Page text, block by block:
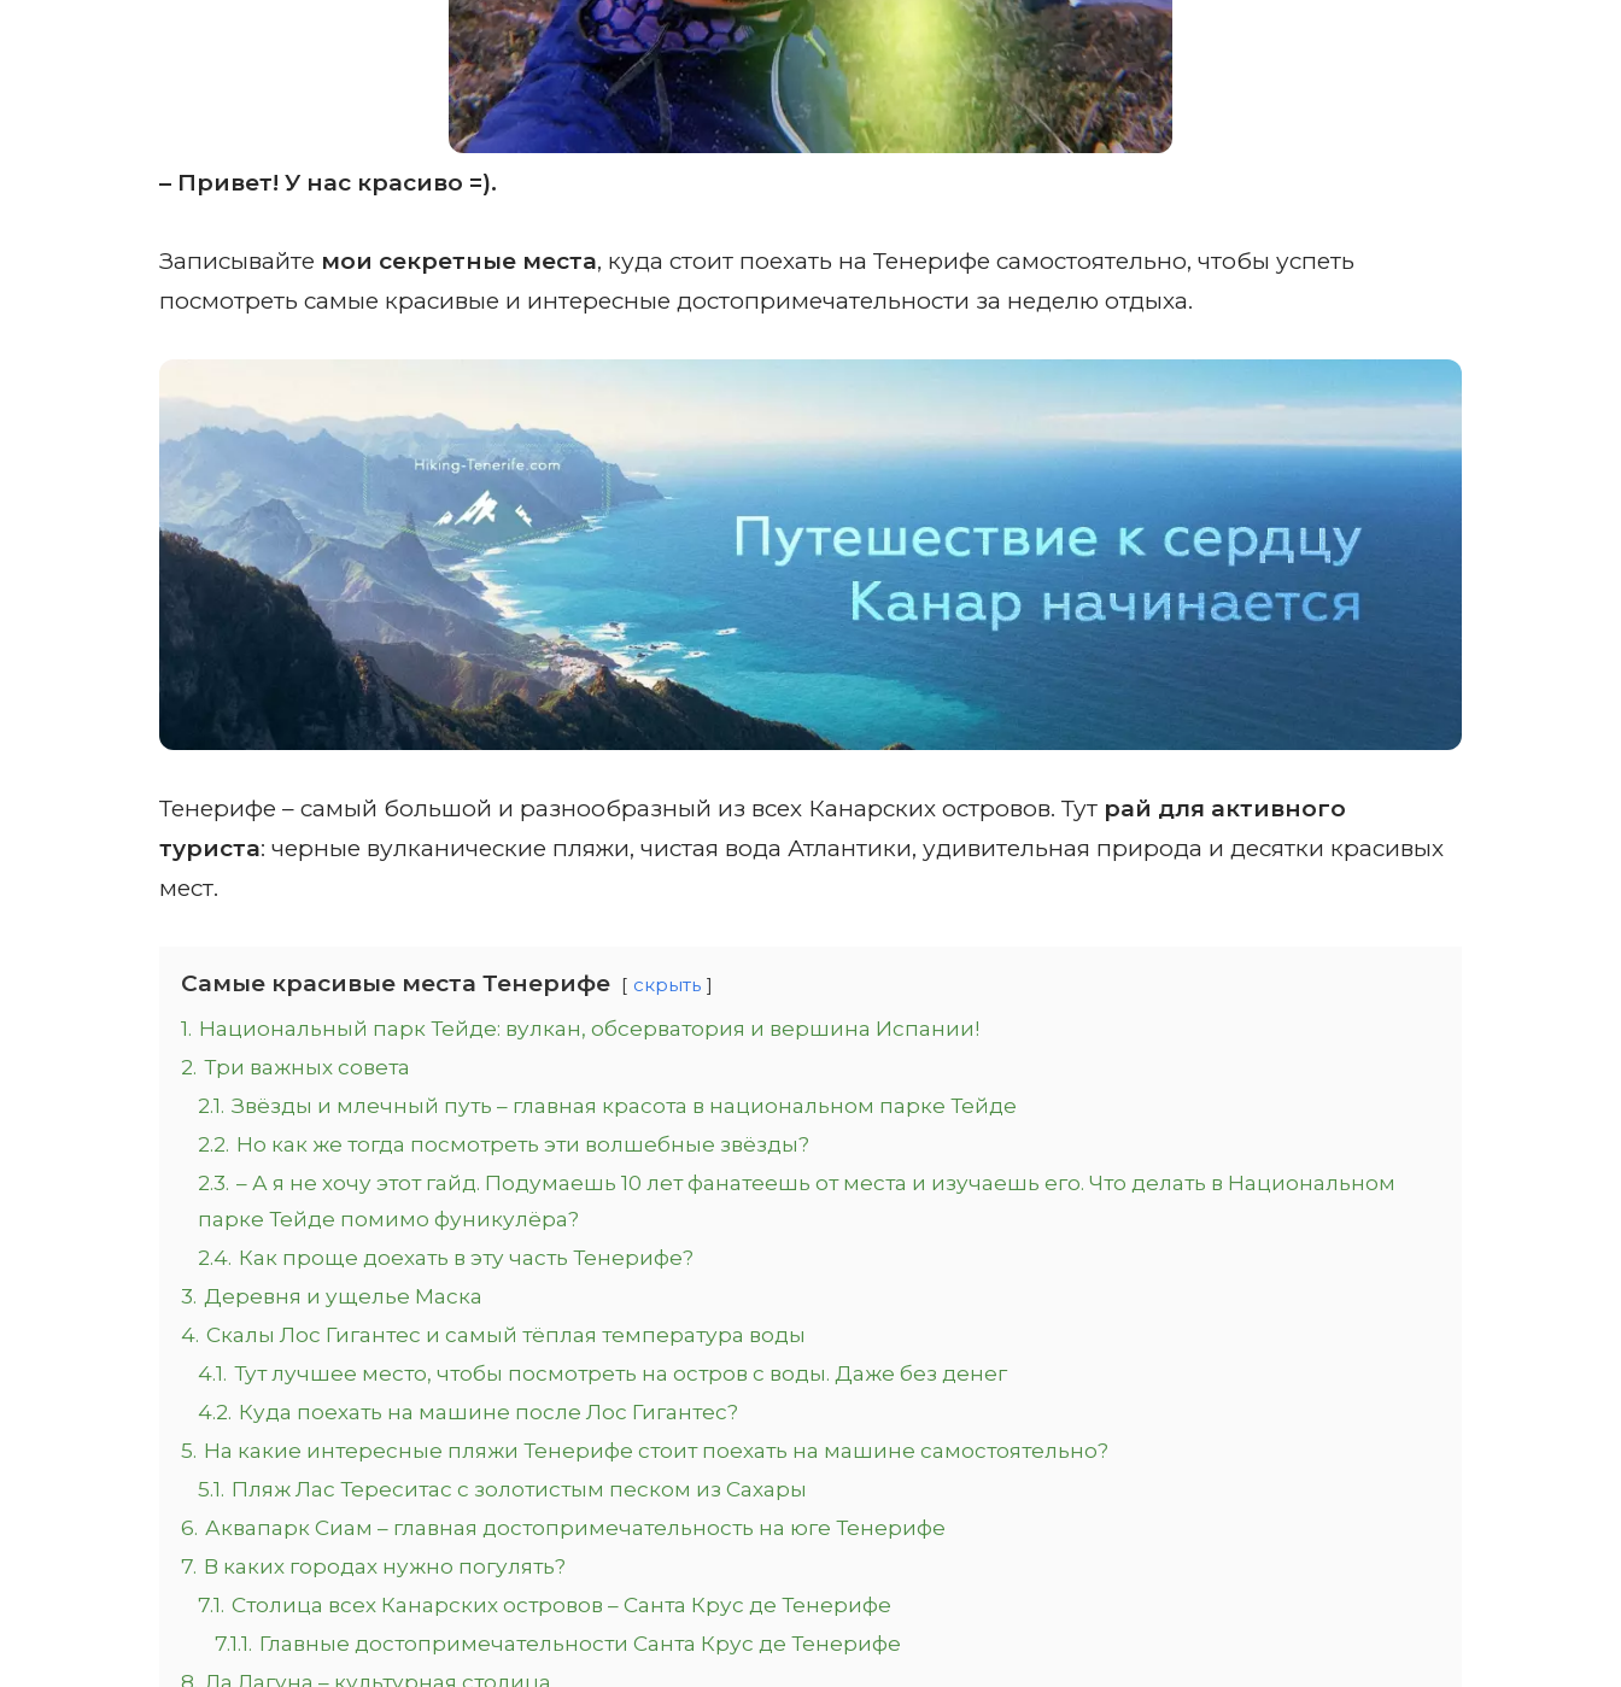
– Привет! У нас красиво =).
Записывайте мои секретные места, куда стоит поехать на Тенерифе самостоятельно, чтобы успеть
посмотреть самые красивые и интересные достопримечательности за неделю отдыха.
Тенерифе – самый большой и разнообразный из всех Канарских островов. Тут рай для активного
туриста: черные вулканические пляжи, чистая вода Атлантики, удивительная природа и десятки красивых
мест.
Самые красивые места Тенерифе скрыть
1. Национальный парк Тейде: вулкан, обсерватория и вершина Испании!
2. Три важных совета
2.1. Звёзды и млечный путь – главная красота в национальном парке Тейде
2.2. Но как же тогда посмотреть эти волшебные звёзды?
2.3. – А я не хочу этот гайд. Подумаешь 10 лет фанатеешь от места и изучаешь его. Что делать в Национальном
парке Тейде помимо фуникулёра?
2.4. Как проще доехать в эту часть Тенерифе?
3. Деревня и ущелье Маска
4. Скалы Лос Гигантес и самый тёплая температура воды
4.1. Тут лучшее место, чтобы посмотреть на остров с воды. Даже без денег
4.2. Куда поехать на машине после Лос Гигантес?
5. На какие интересные пляжи Тенерифе стоит поехать на машине самостоятельно?
5.1. Пляж Лас Тереситас с золотистым песком из Сахары
6. Аквапарк Сиам – главная достопримечательность на юге Тенерифе
7. В каких городах нужно погулять?
7.1. Столица всех Канарских островов – Санта Крус де Тенерифе
7.1.1. Главные достопримечательности Санта Крус де Тенерифе